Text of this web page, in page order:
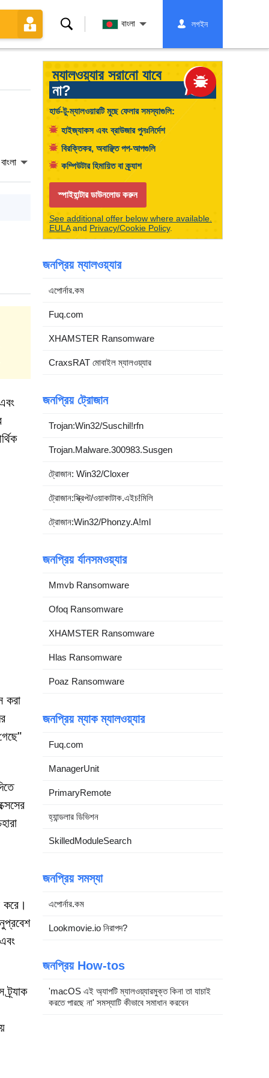
অনুসন্ধান
করুন
বাংলা লগইন
বাংলা
করা
ম্যালওয়্যার সরানো যাবে
না?
হার্ড-টু-ম্যালওয়ারটি মুছে ফেলার সমস্যাগুলি:
হাইজ্যাকস এবং ব্রাউজার পুনঃনির্দেশ
বিরক্তিকর, অবাঞ্ছিত পপ-আপগুলি
কম্পিউটার হিমায়িত বা ক্র্যাশ
স্পাইহান্টার ডাউনলোড করুন
See additional offer below where available.
EULAand Privacy/Cookie Policy.
জনপ্রিয় ম্যালওয়্যার
এপোর্নার.কম
Fuq.com
XHAMSTER Ransomware
CraxsRAT মোবাইল ম্যালওয়্যার
জনপ্রিয় ট্রোজান
Trojan:Win32/Suschil!rfn
Trojan.Malware.300983.Susgen
ট্রোজান: Win32/Cloxer
ট্রোজান:স্ক্রিপ্ট/ওয়াকাটাক.এইচ!মিলি
ট্রোজান:Win32/Phonzy.A!ml
জনপ্রিয় র্যানসমওয়্যার
Mmvb Ransomware
Ofoq Ransomware
XHAMSTER Ransomware
Hlas Ransomware
Poaz Ransomware
জনপ্রিয় ম্যাক ম্যালওয়্যার
Fuq.com
ManagerUnit
PrimaryRemote
হ্যান্ডলার ডিভিশন
SkilledModuleSearch
জনপ্রিয় সমস্যা
এপোর্নার.কম
Lookmovie.io নিরাপদ?
জনপ্রিয় How-tos
'macOS এই অ্যাপটি ম্যালওয়্যারমুক্ত কিনা তা যাচাই
করতে পারছে না' সমস্যাটি কীভাবে সমাধান করবেন